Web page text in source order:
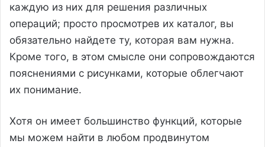
каждую из них для решения различных
операций; просто просмотрев их каталог, вы
обязательно найдете ту, которая вам нужна.
Кроме того, в этом смысле они сопровождаются
пояснениями с рисунками, которые облегчают
их понимание.
Хотя он имеет большинство функций, которые
мы можем найти в любом продвинутом